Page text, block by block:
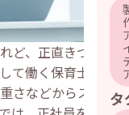
タ
ど、正直きつ
て働く保育士は、
さなどからストレ